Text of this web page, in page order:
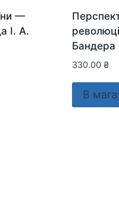
—
І. А.
Бандера
330.00 ₴
В